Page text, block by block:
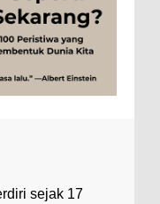
( Judi Togel
Ada ...
Golgi (disebut
sejak 17